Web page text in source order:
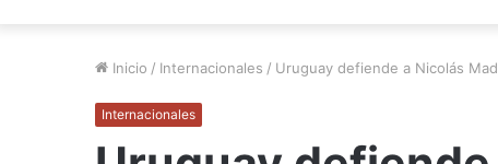
Inicio / Internacionales / Uruguay defiende a Nicolás
Internacionales